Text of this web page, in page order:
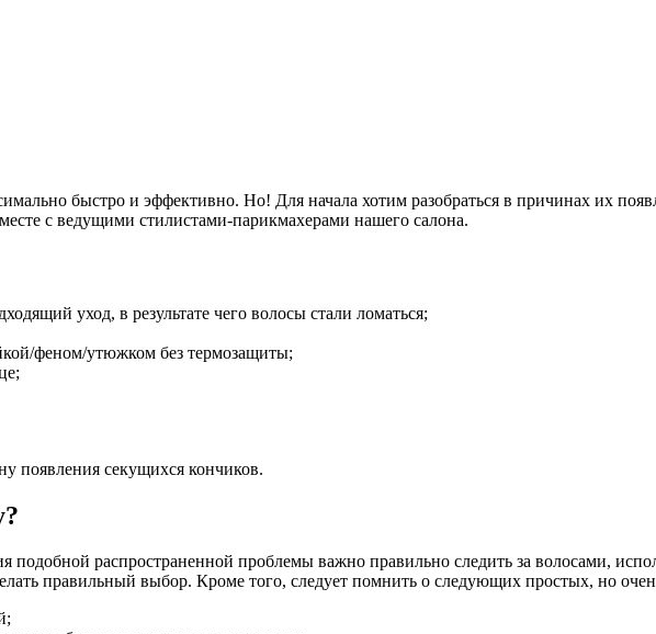
быстро и эффективно. Но! Для начала хотим разобраться в причинах их
с ведущими стилистами-парикмахерами нашего салона.
уход, в результате чего волосы стали ломаться;
феном/утюжком без термозащиты;
появления секущихся кончиков.
подобной распространенной проблемы важно правильно следить за волосами,
правильный выбор. Кроме того, следует помнить о следующих простых, но